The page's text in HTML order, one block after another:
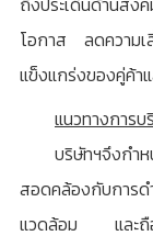
ถึงประเด็นด้านสัง
โอกาส ลดความเ
แข็งแกร่งของคู่ค้า
แนวทางการบ
บริษัทฯจึงกำ
สอดคล้องกับการด
แวดล้อม และถือ